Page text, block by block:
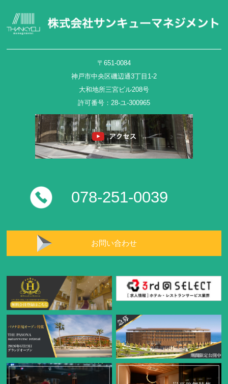
〒651-0084
神戸市中央区磯辺通3丁目1-2
大和地所三宮ビル208号
許可番号：28-ユ-300965
078-251-0039
お問い合わせ